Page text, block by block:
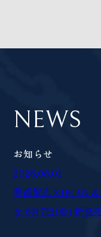
NEWS
お知らせ
2026.08.01
華都飯店×DEAN &
を 8⽉7⽇(⾦) 新発